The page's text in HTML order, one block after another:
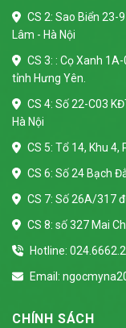
CS 2: Sao Biển 23-
Lâm - Hà Nội
CS 3: : Cọ Xanh
tỉnh Hưng Yên.
CS 4: Số 22-C03
Hà Nội
CS 5: Tổ 14, Khu 4,
CS 6: Số 24 Bạch
CS 7: Số 26A/317
CS 8: số 327 Mai
Hotline:
Email:
CHÍNH SÁCH